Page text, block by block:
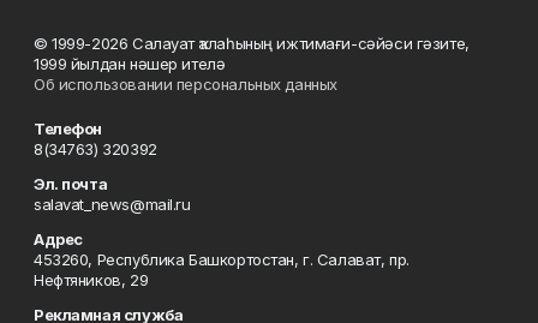
© 1999-2026 Салауат ҡалаһының ижтимағи-сәйәси гәзите,
1999 йылдан нәшер ителә
Об использовании персональных данных
Телефон
8(34763) 320392
Эл. почта
salavat_news@mail.ru
Адрес
453260, Республика Башкортостан, г. Салават, пр.
Нефтяников, 29
Рекламная служба